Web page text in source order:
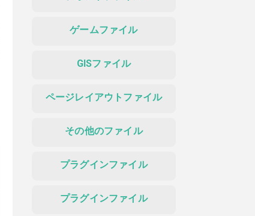
ゲームファイル
GISファイル
ページレイアウトファイル
その他のファイル
プラグインファイル
プラグインファイル